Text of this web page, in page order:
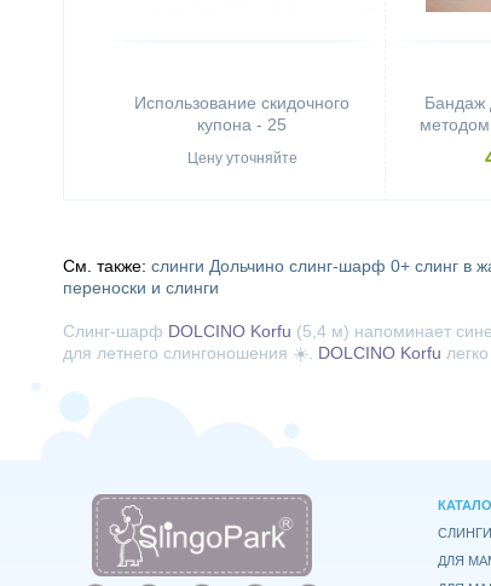
Использование скидочного
купона - 25
Цену уточняйте
Бандаж
методом
top
См. также: слинги Дольчино слинг-шарф 0+ слинг в
переноски и слинги
Слинг-шарф DOLCINO Korfu (5,4 м) напоминает
для летнего слингоношения ☀️. DOLCINO Korfu
СЛИНГИ
ДЛЯ